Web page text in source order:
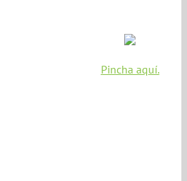
Pincha aquí.